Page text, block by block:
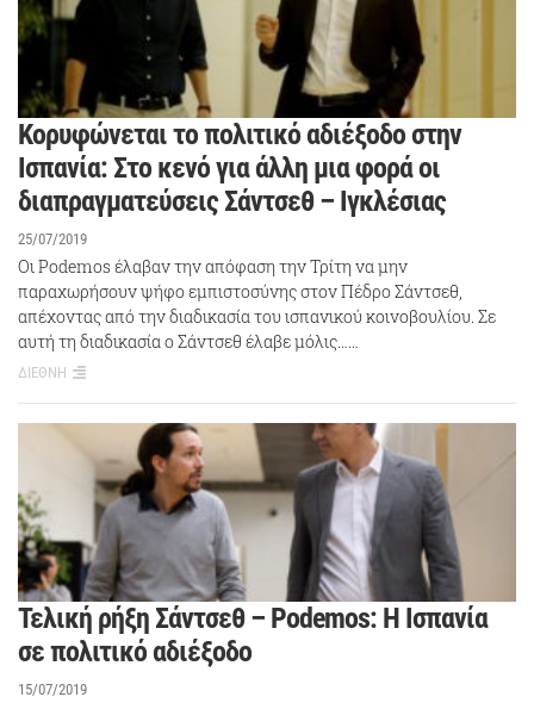
Κορυφώνεται το πολιτικό αδιέξοδο στην
Ισπανία: Στο κενό για άλλη μια φορά οι
διαπραγματεύσεις Σάντσεθ – Ιγκλέσιας
25/07/2019
Oι Podemos έλαβαν την απόφαση την Τρίτη να μην
παραχωρήσουν ψήφο εμπιστοσύνης στον Πέδρο Σάντσεθ,
απέχοντας από την διαδικασία του ισπανικού κοινοβουλίου. Σε
αυτή τη διαδικασία ο Σάντσεθ έλαβε μόλις……
ΔΙΕΘΝΗ
Τελική ρήξη Σάντσεθ – Podemos: Η Ισπανία
σε πολιτικό αδιέξοδο
15/07/2019